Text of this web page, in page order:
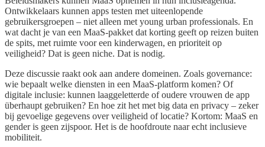
Ontwikkelaars kunnen apps testen met uiteenlopende
gebruikersgroepen – niet alleen met young urban professionals. En
wat dacht je van een MaaS-pakket dat korting geeft op reizen buiten
de spits, met ruimte voor een kinderwagen, en prioriteit op
veiligheid? Dat is geen niche. Dat is nodig.
Deze discussie raakt ook aan andere domeinen. Zoals governance:
wie bepaalt welke diensten in een MaaS-platform komen? Of
digitale inclusie: kunnen laaggeletterde of oudere vrouwen de app
überhaupt gebruiken? En hoe zit het met big data en privacy – zeker
bij gevoelige gegevens over veiligheid of locatie? Kortom: MaaS en
gender is geen zijspoor. Het is de hoofdroute naar echt inclusieve
mobiliteit.